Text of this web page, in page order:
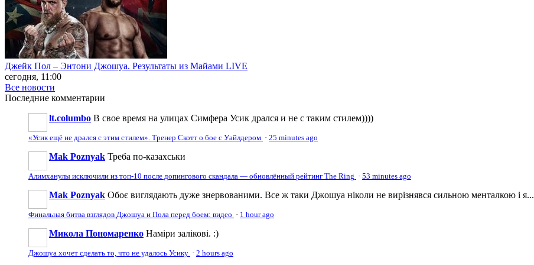
Джейк Пол – Энтони Джошуа. Результаты из Майами LIVE
сегодня, 11:00
Все новости
Последние комментарии
lt.columbo В свое время на улицах Симфера Усик дрался и не с таким стилем))))
«Усик ещё не дрался с этим стилем». Тренер Скотт о бое с Уайлдером · 25 minutes ago
Mak Poznyak Треба по-казахськи
Алимханулы исключили из топ-10 после допингового скандала — обновлённый рейтинг The Ring · 53 minutes ago
Mak Poznyak Обоє виглядають дуже знервованими. Все ж таки Джошуа ніколи не вирізнявся сильною менталкою і я...
Финальная битва взглядов Джошуа и Пола перед боем: видео · 1 hour ago
Микола Пономаренко Наміри залікові. :)
Джошуа хочет сделать то, что не удалось Усику · 2 hours ago